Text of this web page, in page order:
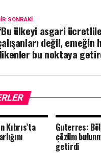
SONRAKI
ülkeyi asgari
değil, emeğin
bu noktaya
Kıbrıs’ta Guterres:
çözüm
getirdi